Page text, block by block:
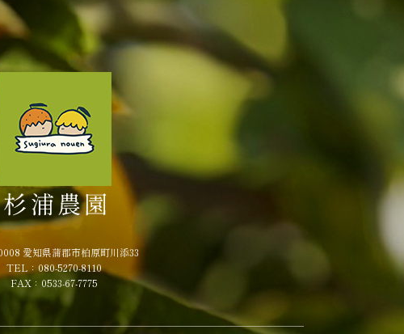
愛知県蒲郡市柏原町川添33
TEL：080-5270-8110
FAX：0533-67-7775